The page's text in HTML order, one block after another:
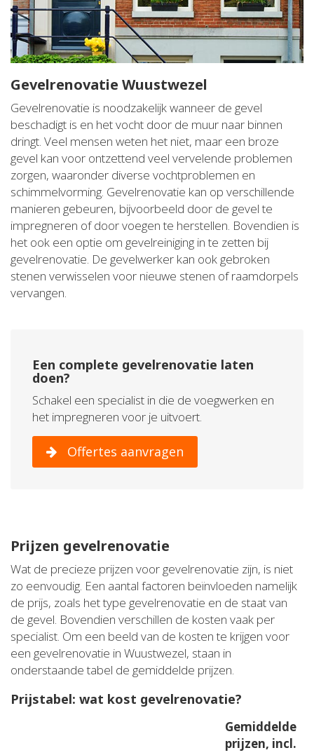
Gevelrenovatie Wuustwezel
Gevelrenovatie is noodzakelijk wanneer de gevel
beschadigt is en het vocht door de muur naar binnen
dringt. Veel mensen weten het niet, maar een broze
gevel kan voor ontzettend veel vervelende problemen
zorgen, waaronder diverse vochtproblemen en
schimmelvorming. Gevelrenovatie kan op verschillende
manieren gebeuren, bijvoorbeeld door de gevel te
impregneren of door voegen te herstellen. Bovendien is
het ook een optie om gevelreiniging in te zetten bij
gevelrenovatie. De gevelwerker kan ook gebroken
stenen verwisselen voor nieuwe stenen of raamdorpels
vervangen.
Een complete gevelrenovatie laten
doen?
Schakel een specialist in die de voegwerken en
het impregneren voor je uitvoert.
Offertes aanvragen
Prijzen gevelrenovatie
Wat de precieze prijzen voor gevelrenovatie zijn, is niet
zo eenvoudig. Een aantal factoren beïnvloeden namelijk
de prijs, zoals het type gevelrenovatie en de staat van
de gevel. Bovendien verschillen de kosten vaak per
specialist. Om een beeld van de kosten te krijgen voor
een gevelrenovatie in Wuustwezel, staan in
onderstaande tabel de gemiddelde prijzen.
Prijstabel: wat kost gevelrenovatie?
Gemiddelde
prijzen, incl.